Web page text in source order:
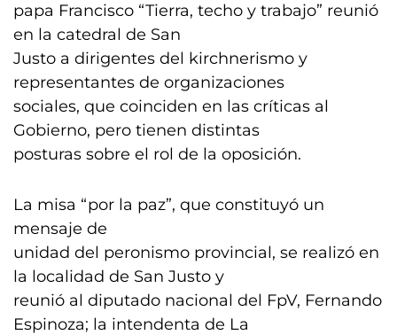
papa Francisco “Tierra, techo y trabajo” reunió
en la catedral de San
Justo a dirigentes del kirchnerismo y
representantes de organizaciones
sociales, que coinciden en las críticas al
Gobierno, pero tienen distintas
posturas sobre el rol de la oposición.
La misa “por la paz”, que constituyó un
mensaje de
unidad del peronismo provincial, se realizó en
la localidad de San Justo y
reunió al diputado nacional del FpV, Fernando
Espinoza; la intendenta de La